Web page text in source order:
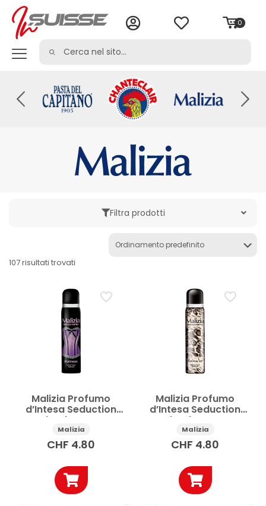
0
Filtra prodotti
107 risultati trovati
Malizia Profumo
d’Intesa Seduction
deodorante
Burlesque 100 ml
Malizia
CHF 4.80
Malizia Profumo
d’Intesa Seduction
deodorante
Animalier 100 ml
Malizia
CHF 4.80